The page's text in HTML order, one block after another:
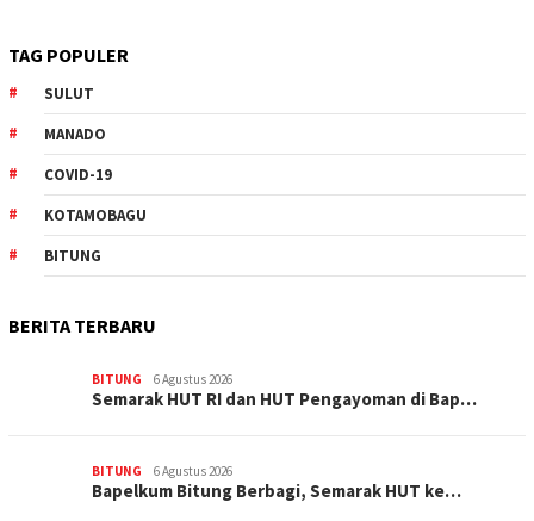
TAG POPULER
SULUT
MANADO
COVID-19
KOTAMOBAGU
BITUNG
BERITA TERBARU
BITUNG 6 Agustus 2026
Semarak HUT RI dan HUT Pengayoman di Bap…
BITUNG 6 Agustus 2026
‎Bapelkum Bitung Berbagi, Semarak HUT ke…